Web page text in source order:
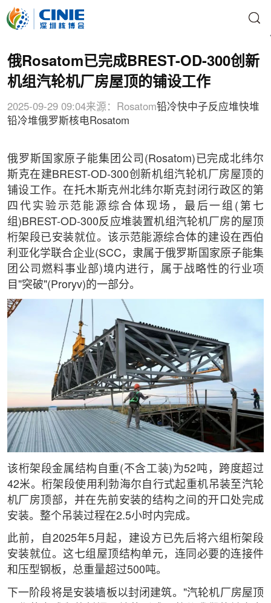
俄Rosatom已完成BREST-OD-300创新
机组汽轮机厂房屋顶的铺设工作
2025-09-29 09:04来源：Rosatom铅冷快中子反应堆快堆
铅冷堆俄罗斯核电 Rosatom
俄罗斯国家原子能集团公司(Rosatom)已完成北纬尔
斯克在建BREST-OD-300创新机组汽轮机厂房屋顶的
铺设工作。在托木斯克州北纬尔斯克封闭行政区的第
四代实验示范能源综合体现场，最后一组(第七
组)BREST-OD-300反应堆装置机组汽轮机厂房的屋顶
桁架段已安装就位。该示范能源综合体的建设在西伯
利亚化学联合企业(SCC，隶属于俄罗斯国家原子能集
团公司燃料事业部)境内进行，属于战略性的行业项
目"突破"(Proryv)的一部分。
该桁架段金属结构自重(不含工装)为52吨，跨度超过
42米。桁架段使用利勃海尔自行式起重机吊装至汽轮
机厂房顶部，并在先前安装的结构之间的开口处完成
安装。整个吊装过程在2.5小时内完成。
此前，自2025年5月起，建设方已先后将六组桁架段
安装就位。这七组屋顶结构单元，连同必要的连接件
和压型钢板，总重量超过500吨。
下一阶段将是安装墙板以封闭建筑。"汽轮机厂房屋顶